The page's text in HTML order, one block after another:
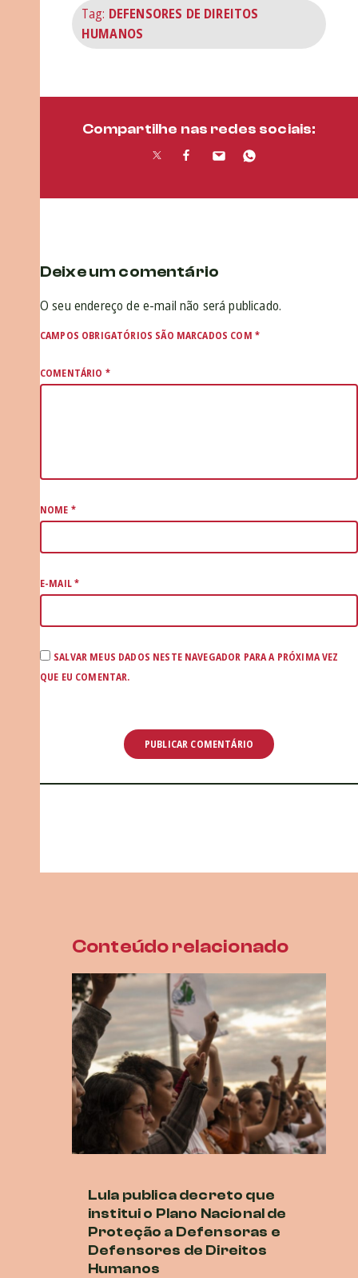
Tag: DEFENSORES DE DIREITOS
HUMANOS
Compartilhe nas redes sociais:
Deixe um comentário
O seu endereço de e-mail não será publicado.
CAMPOS OBRIGATÓRIOS SÃO MARCADOS COM *
COMENTÁRIO *
NOME *
E-MAIL*
SALVAR MEUS DADOS NESTE NAVEGADOR PARA A PRÓXIMA VEZ
QUE EU COMENTAR.
Conteúdo relacionado
Lula publica decreto que
institui o Plano Nacional de
Proteção a Defensoras e
Defensores de Direitos
Humanos